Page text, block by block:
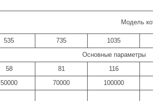
Модель
535 735 1035
Основные параметры
58 81 116
50000 70000 100000